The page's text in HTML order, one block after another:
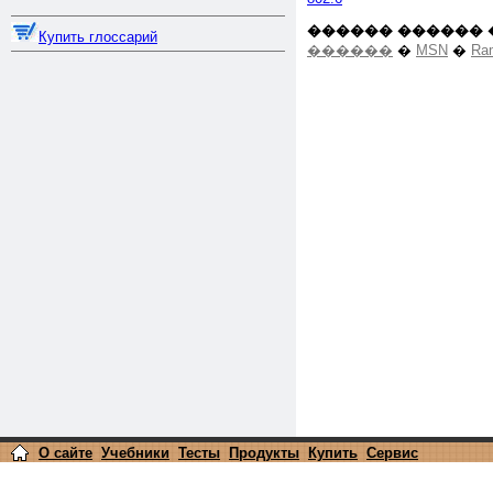
Купить глоссарий
������ ������
������ � MSN �
О сайте Учебники Тесты Продукты Купить Сервис